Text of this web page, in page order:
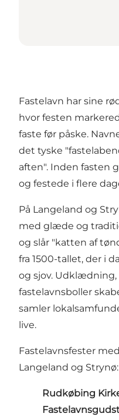
Fastelavn har sine
hvor festen
faste før påske.
det tyske
aften". Inden fasten
og festede i flere
På Langeland og
med glæde og
og slår "katten af
fra 1500-tallet, der i
og sjov.
fastelavnsboller
samler
live.
Fastelavnsfester
Langeland og Strynø:
Rudkøbing